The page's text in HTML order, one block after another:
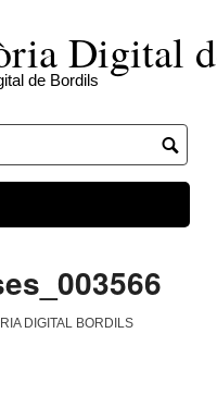
Digital
de Bordils
DIGITAL BORDILS